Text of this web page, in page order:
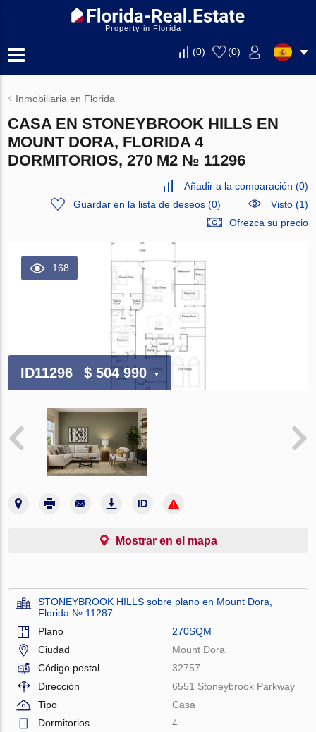
Property in Florida
(0) (0)
Inmobiliaria en Florida
CASA EN STONEYBROOK HILLS EN
MOUNT DORA, FLORIDA 4
DORMITORIOS, 270 M2 № 11296
Añadir a la comparación (0)
Guardar en la lista de deseos(0)
Visto (1)
Ofrezca su precio
168
ID11296 $ 504 990
Mostrar en el mapa
STONEYBROOK HILLS sobre plano en Mount Dora,
Florida № 11287
Plano
270SQM
Ciudad
Mount Dora
Código postal
32757
Dirección
6551 Stoneybrook Parkway
Tipo
Casa
Dormitorios
4